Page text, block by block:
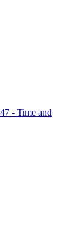
- Time and